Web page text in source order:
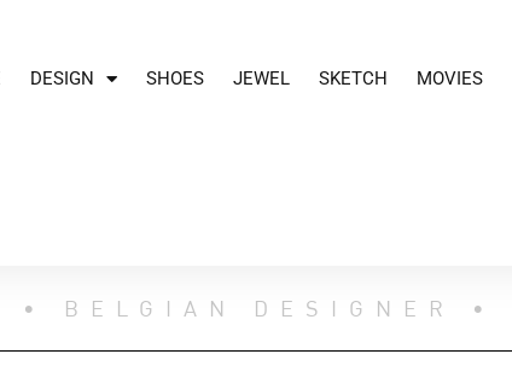
DESIGN SHOES JEWEL SKETCH MOVIES
• BELGIAN DESIGNER •